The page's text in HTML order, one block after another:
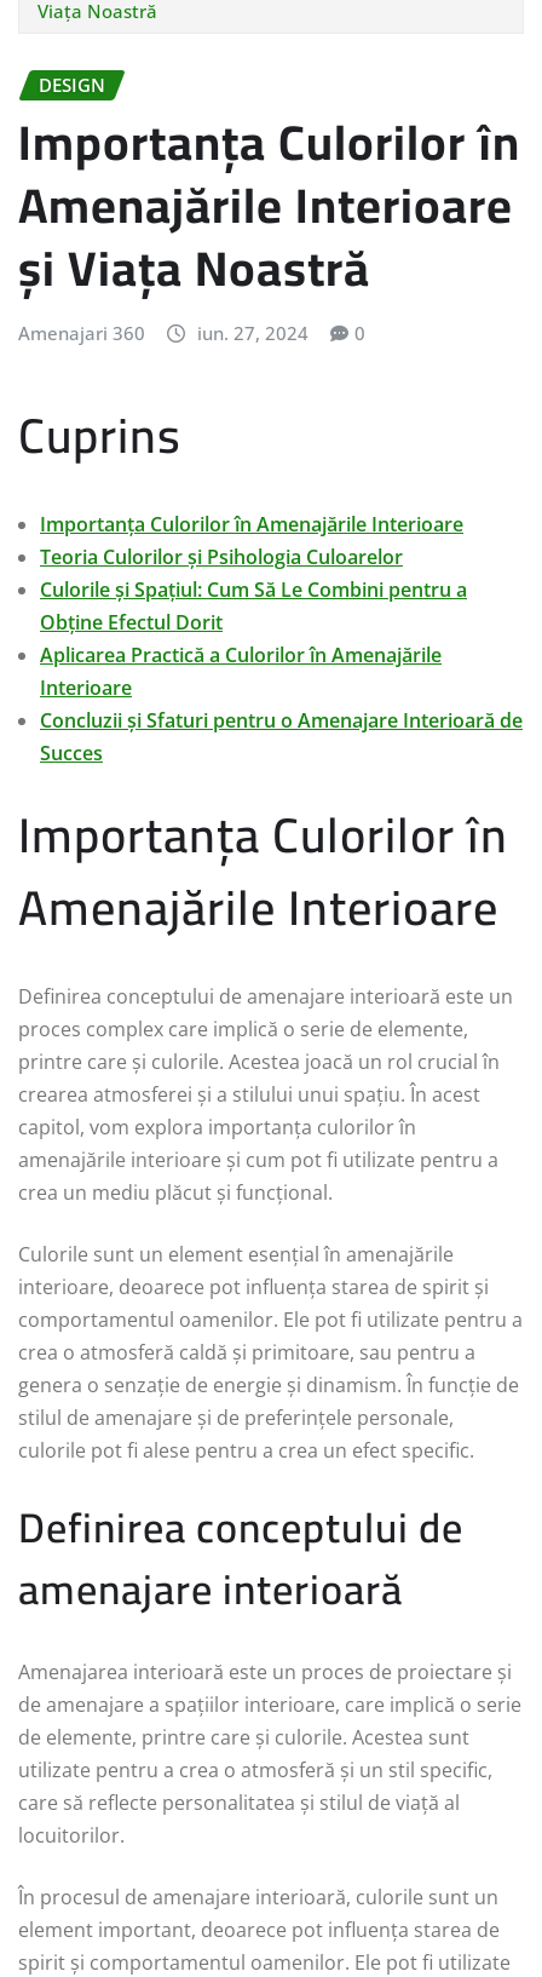
Viața Noastră
DESIGN
Importanța Culorilor în
Amenajările Interioare
și Viața Noastră
Amenajari 360 iun. 27, 2024 0
Cuprins
Importanța Culorilor în Amenajările Interioare
Teoria Culorilor și Psihologia Culoarelor
Culorile și Spațiul: Cum Să Le Combini pentru a
Obține Efectul Dorit
Aplicarea Practică a Culorilor în Amenajările
Interioare
Concluzii și Sfaturi pentru o Amenajare Interioară de
Succes
Importanța Culorilor în
Amenajările Interioare
Definirea conceptului de amenajare interioară este un
proces complex care implică o serie de elemente,
printre care și culorile. Acestea joacă un rol crucial în
crearea atmosferei și a stilului unui spațiu. În acest
capitol, vom explora importanța culorilor în
amenajările interioare și cum pot fi utilizate pentru a
crea un mediu plăcut și funcțional.
Culorile sunt un element esențial în amenajările
interioare, deoarece pot influența starea de spirit și
comportamentul oamenilor. Ele pot fi utilizate pentru a
crea o atmosferă caldă și primitoare, sau pentru a
genera o senzație de energie și dinamism. În funcție de
stilul de amenajare și de preferințele personale,
culorile pot fi alese pentru a crea un efect specific.
Definirea conceptului de
amenajare interioară
Amenajarea interioară este un proces de proiectare și
de amenajare a spațiilor interioare, care implică o serie
de elemente, printre care și culorile. Acestea sunt
utilizate pentru a crea o atmosferă și un stil specific,
care să reflecte personalitatea și stilul de viață al
locuitorilor.
În procesul de amenajare interioară, culorile sunt un
element important, deoarece pot influența starea de
spirit și comportamentul oamenilor. Ele pot fi utilizate